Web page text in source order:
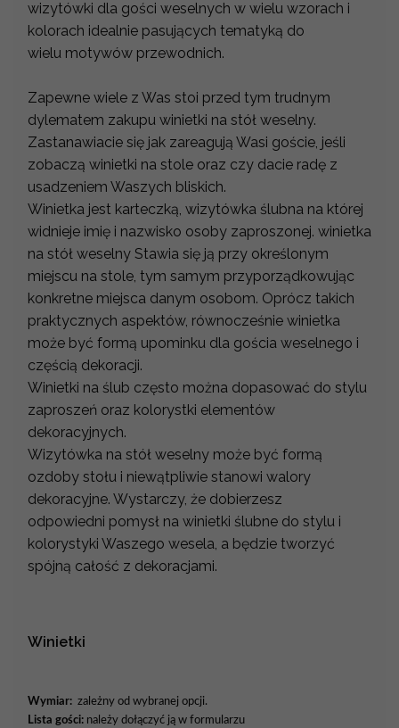
wizytówki dla gości weselnych w wielu wzorach i
kolorach idealnie pasujących tematyką do
wielu motywów przewodnich.
Zapewne wiele z Was stoi przed tym trudnym
dylematem zakupu winietki na stół weselny.
Zastanawiacie się jak zareagują Wasi goście, jeśli
zobaczą winietki na stole oraz czy dacie radę z
usadzeniem Waszych bliskich.
Winietka jest karteczką, wizytówka ślubna na której
widnieje imię i nazwisko osoby zaproszonej. winietka
na stół weselny Stawia się ją przy określonym
miejscu na stole, tym samym przyporządkowując
konkretne miejsca danym osobom. Oprócz takich
praktycznych aspektów, równocześnie winietka
może być formą upominku dla gościa weselnego i
częścią dekoracji.
Winietki na ślub często można dopasować do stylu
zaproszeń oraz kolorystki elementów
dekoracyjnych.
Wizytówka na stół weselny może być formą
ozdoby stołu i niewątpliwie stanowi walory
dekoracyjne. Wystarczy, że dobierzesz
odpowiedni pomysł na winietki ślubne do stylu i
kolorystyki Waszego wesela, a będzie tworzyć
spójną całość z dekoracjami.
Winietki
Wymiar: zależny od wybranej opcji.
Lista gości: należy dołączyć ją w formularzu